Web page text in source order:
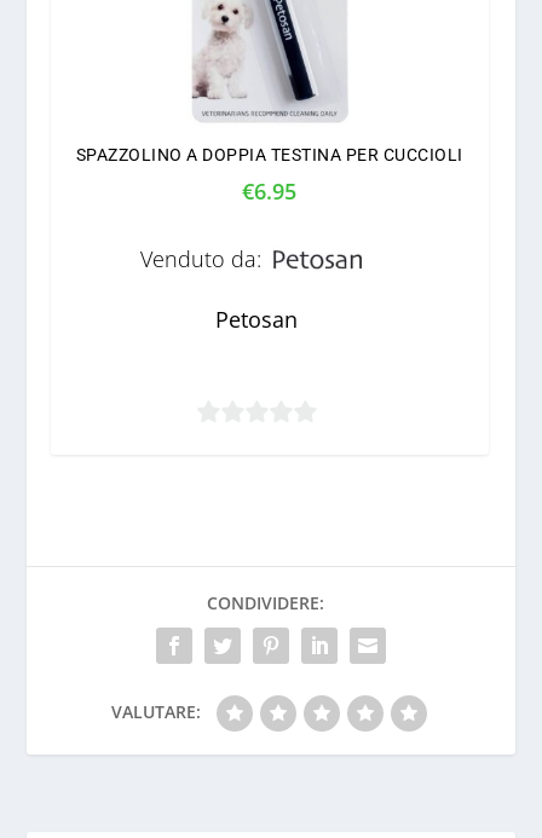
SPAZZOLINO A DOPPIA TESTINA PER CUCCIOLI
€6.95
Venduto da:
Petosan
CONDIVIDERE:
VALUTARE: